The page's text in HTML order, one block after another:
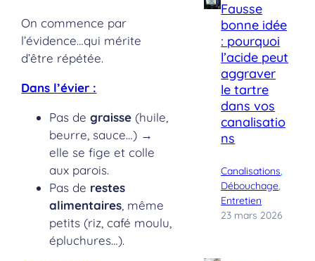
On commence par
l’évidence…qui mérite
d’être répétée.
Dans l’évier :
Pas degraisse (huile,
beurre, sauce…) →
elle se fige et colle
aux parois.
Pas de restes
alimentaires , même
petits (riz, café moulu,
épluchures…).
Fausse
bonne idée
: pourquoi
l’acide peut
aggraver
le tartre
dans vos
canalisatio
ns
Canalisations
Débouchage
Entretien
23 mars 2026